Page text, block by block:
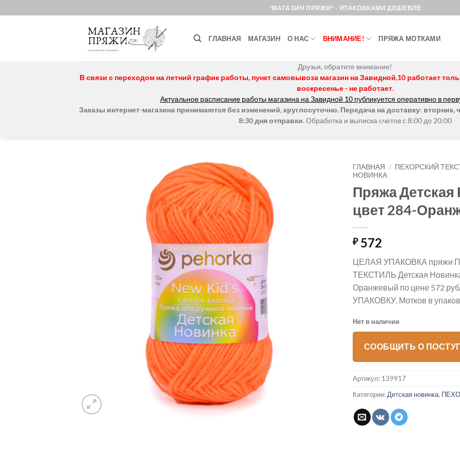
to
"МАГАЗИН ПРЯЖИ" - УПАКОВКАМИ ДЕШЕВЛЕ
ГЛАВНАЯ МАГАЗИН О НАС ВНИМАНИЕ! ПРЯЖА МОТКАМИ
Друзья, обратите внимание!
В связи с переходом на летний график работы, пункт самовывоза магазин на Завидной,10 работает
воскресенье - не работает.
Актуальное расписание работы магазина на Завидной 10 публикуется оперативно в
Заказы интернет-магазина принимаются без изменений, круглосуточно. Передача на доставку: вторник,
8:30 дня отправки. Обработка и выписка счетов с 8:00 до 20:00
ГЛАВНАЯ / ПЕХОРСКИЙ
НОВИНКА
Пряжа Детская
цвет 284-
₽572
ЦЕЛАЯ УПАКОВКА пряжи
ТЕКСТИЛЬ Детская
Оранжевый по цене 572
УПАКОВКУ. Мотков в
Нет в наличии
СООБЩИТЬ О
Артикул: 139917
Категории: Детская новинка,